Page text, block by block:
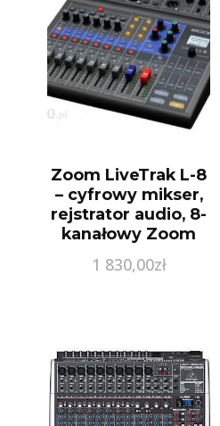
Zoom LiveTrak L-8
– cyfrowy mikser,
rejstrator audio, 8-
kanałowy Zoom
1 830,00zł